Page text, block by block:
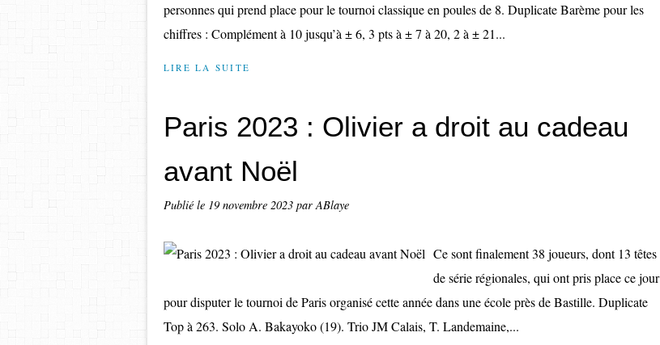
personnes qui prend place pour le tournoi classique en poules de 8. Duplicate Barème pour les
chiffres : Complément à 10 jusqu’à ± 6, 3 pts à ± 7 à 20, 2 à ± 21...
LIRE LA SUITE
Paris 2023 : Olivier a droit au cadeau
avant Noël
Publié le 19 novembre 2023 par ABlaye
Ce sont finalement 38 joueurs, dont 13 têtes
de série régionales, qui ont pris place ce jour
pour disputer le tournoi de Paris organisé cette année dans une école près de Bastille. Duplicate
Top à 263. Solo A. Bakayoko (19). Trio JM Calais, T. Landemaine,...